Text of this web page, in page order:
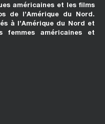
américaines et les films
de l’Amérique du Nord.
à l’Amérique du Nord et
femmes américaines et